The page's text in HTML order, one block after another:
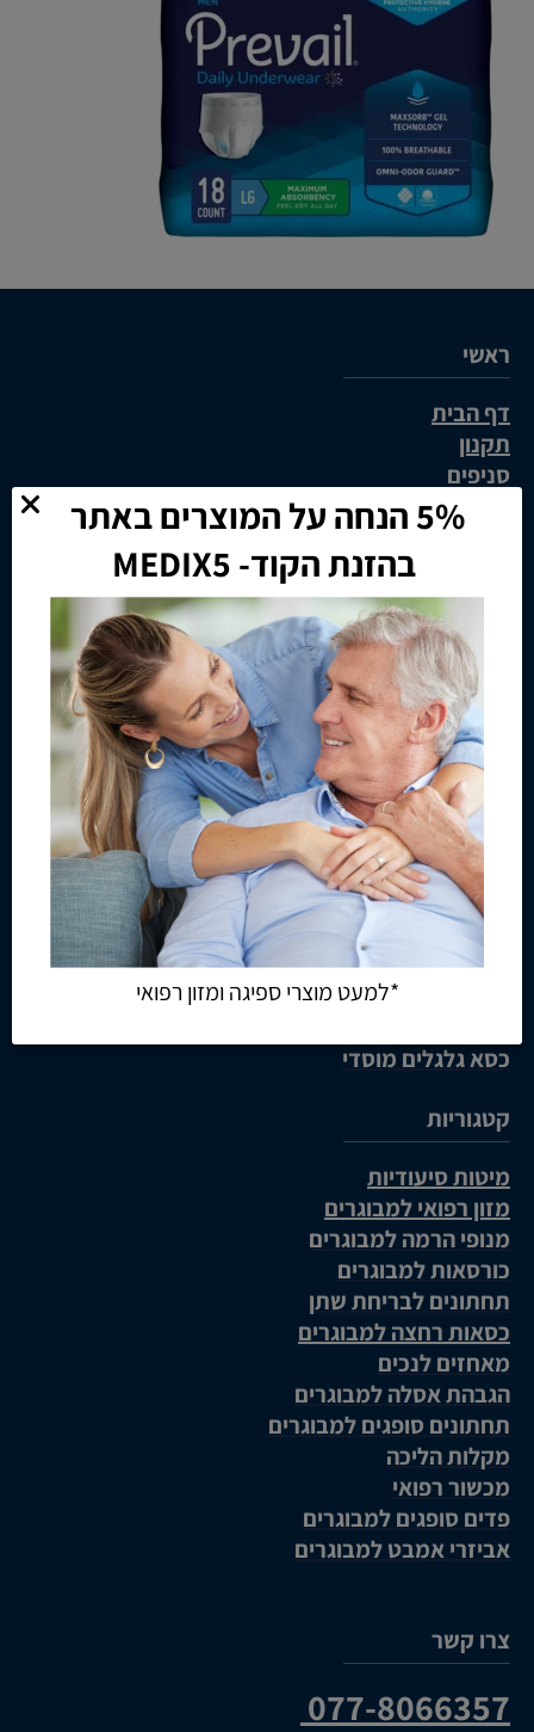
ראשי
דף הבית
תקנון
סניפים
נגישות בחנויות כל הנוחות שבעולם
צור קשר
קטגוריות
חיתולים למבוגרים
רולטורים למבוגרים
הליכונים למבוגרים
קלנועיות
רולטור 4 גלגלים
רולטור 3 גלגלים
רולטור 2 גלגלים
רולטור מתקפל
כסאות גלגלים
כסא גלגלים ממונע
כסא גלגלים חשמלי
כסא גלגלים מוסדי
קטגוריות
מיטות סיעודיות
מזון רפואי למבוגרים
מנופי הרמה למבוגרים
כורסאות למבוגרים
תחתונים לבריחת שתן
כסאות רחצה למבוגרים
מאחזים לנכים
הגבהת אסלה למבוגרים
תחתונים סופגים למבוגרים
מקלות הליכה
מכשור רפואי
פדים סופגים למבוגרים
אביזרי אמבט למבוגרים
צרו קשר
077-8066357
5% הנחה על המוצרים באתר
בהזנת הקוד- MEDIX5
*למעט מוצרי ספיגה ומזון רפואי